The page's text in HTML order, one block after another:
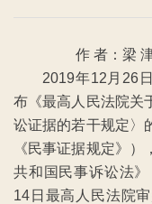
作 者：梁
2019年12月26
布《最高人民法院关
讼证据的若干规定〉
《民事证据规定》
共和国民事诉讼法
14日最高人民法院